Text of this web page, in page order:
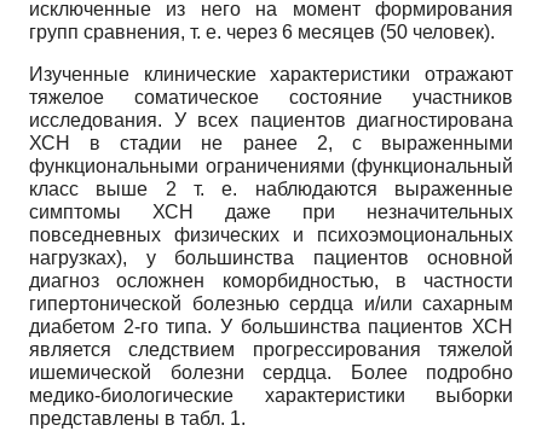
исключенные из него на момент формирования
групп сравнения, т. е. через 6 месяцев (50 человек).
Изученные клинические характеристики отражают
тяжелое соматическое состояние участников
исследования. У всех пациентов диагностирована
ХСН в стадии не ранее 2, с выраженными
функциональными ограничениями (функциональный
класс выше 2 т. е. наблюдаются выраженные
симптомы ХСН даже при незначительных
повседневных физических и психоэмоциональных
нагрузках), у большинства пациентов основной
диагноз осложнен коморбидностью, в частности
гипертонической болезнью сердца и/или сахарным
диабетом 2-го типа. У большинства пациентов ХСН
является следствием прогрессирования тяжелой
ишемической болезни сердца. Более подробно
медико-биологические характеристики выборки
представлены в табл. 1.